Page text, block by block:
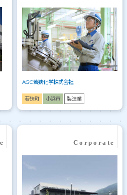
AGC若狭化学株式会社
若狭町 小浜市 製造業